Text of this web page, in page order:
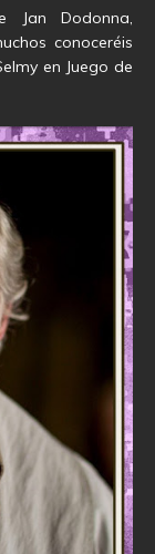
Jan Dodonna,
conoceréis
en Juego de